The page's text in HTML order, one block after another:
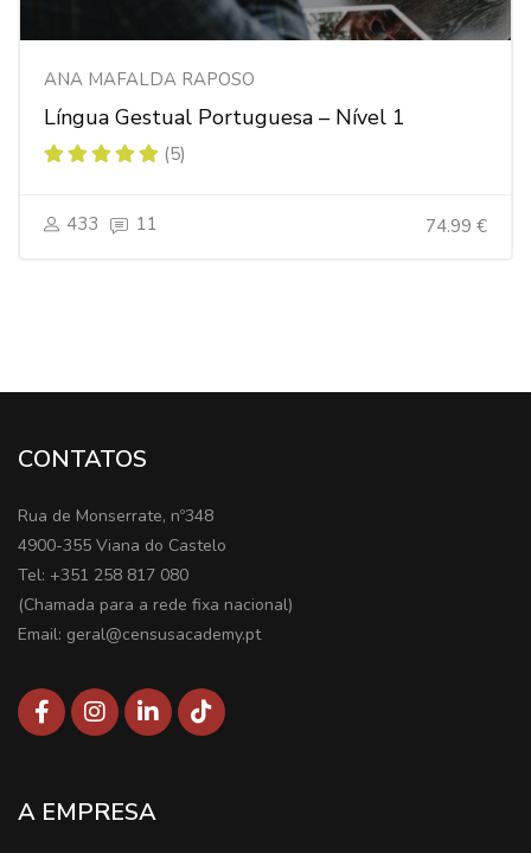
ANA MAFALDA RAPOSO
Língua Gestual Portuguesa – Nível 1
(5)
433 11 74.99 €
CONTATOS
Rua de Monserrate, nº348
4900-355 Viana do Castelo
Tel: +351 258 817 080
(Chamada para a rede fixa nacional)
Email: geral@censusacademy.pt
A EMPRESA